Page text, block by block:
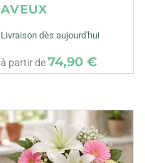
AVEUX
Livraison dès aujourd'hui
à partir de74,90 €